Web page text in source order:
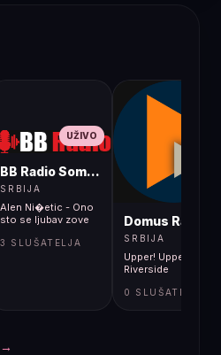
UŽIVO
BB Radio Sombor
SRBIJA
Alen Ni�etic - Ono
sto se ljubav zove
3 SLUŠATELJA
Domus Radio
SRBIJA
Upper! Upper! -
Riverside
0 SLUŠATELJA
→